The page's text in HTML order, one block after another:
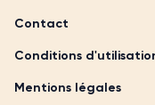
Contact
Conditions
Mentions légales